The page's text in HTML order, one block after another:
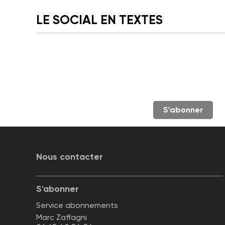
LE SOCIAL EN TEXTES
S'abonner
Nous contacter
S'abonner
Service abonnements
Marc Zaffagni